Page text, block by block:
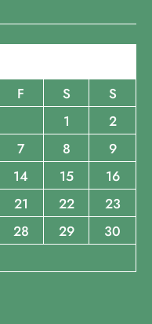
F S
S
1
2
7 8
9
14 15
16
21 22
23
28 29
30